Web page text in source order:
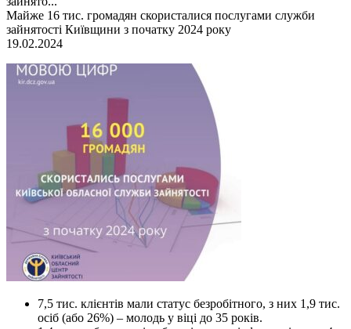
Майже 16 тис. громадян скористалися послугами служби
зайнятості Київщини з початку 2024 року
19.02.2024
7,5 тис. клієнтів мали статус безробітного, з них 1,9 тис.
осіб (або 26%) – молодь у віці до 35 років.